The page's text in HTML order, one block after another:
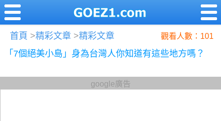
首頁 >精彩文章 >精彩文章 觀看人數：101
「7個絕美小島」身為台灣人你知道有這些地方嗎？
google廣告